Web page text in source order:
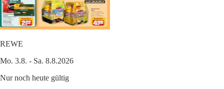
REWE
Mo. 3.8. - Sa. 8.8.2026
Nur noch heute gültig